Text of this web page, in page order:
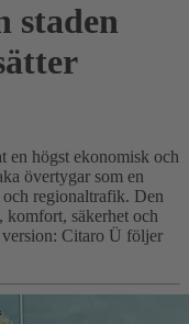
staden
en högst ekonomisk och
övertygar som en
regionaltrafik. Den
komfort, säkerhet och
Citaro Ü följer